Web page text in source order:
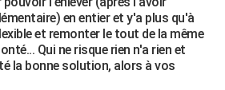
en entier et y'a plus qu'à
et remonter le tout de la même
Qui ne risque rien n'a rien et
la bonne solution, alors à vos